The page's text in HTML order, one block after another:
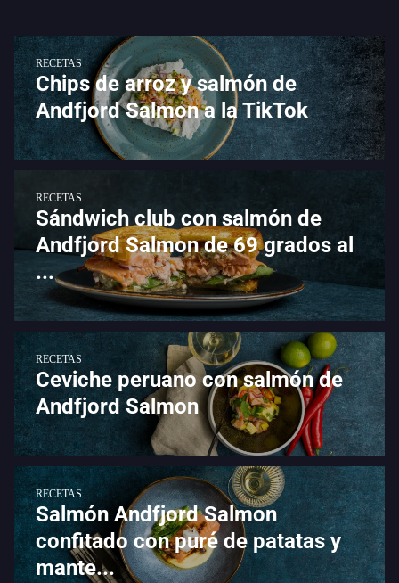
RECETAS
Chips de arroz y salmón de
Andfjord Salmon a la TikTok
RECETAS
Sándwich club con salmón de
Andfjord Salmon de 69 grados al
...
RECETAS
Ceviche peruano con salmón de
Andfjord Salmon
RECETAS
Salmón Andfjord Salmon
confitado con puré de patatas y
mante...